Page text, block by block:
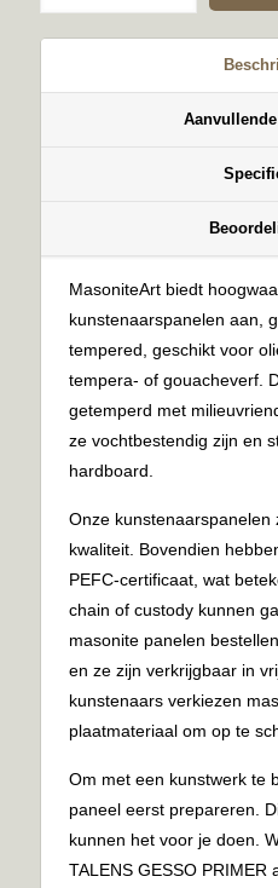
MasoniteArt biedt
kunstenaarspanelen aan,
tempered, geschikt voor
tempera- of gouacheverf.
getemperd met
ze vochtbestendig zijn en
hardboard.
Onze kunstenaarspanelen
kwaliteit. Bovendien
PEFC-certificaat, wat
chain of custody kunnen
masonite panelen
en ze zijn verkrijgbaar in
kunstenaars verkiezen
plaatmateriaal om op te
Om met een kunstwerk te
paneel eerst prepareren.
kunnen het voor je doen.
TALENS GESSO